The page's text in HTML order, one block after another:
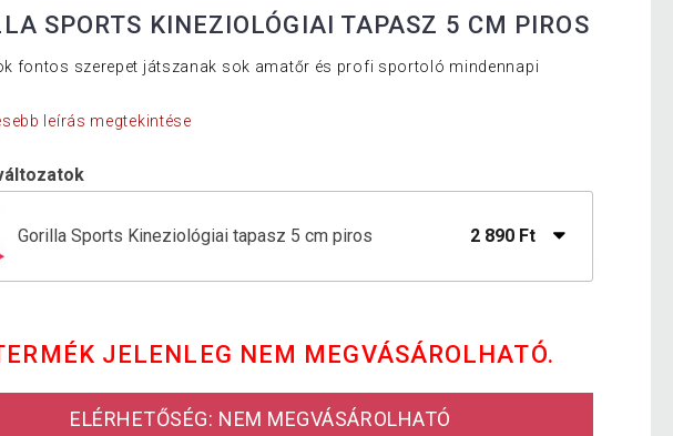
SPORTS KINEZIOLÓGIAI TAPASZ 5 CM PIROS
fontos szerepet játszanak sok amatőr és profi sportoló mindennapi
leírás megtekintése
Gorilla Sports Kineziológiai tapasz 5 cm piros 2 890 Ft
Gorilla Sports Kineziológiai tapasz 5 cm x5 világos zöld 3 090 Ft
JELENLEG NEM MEGVÁSÁROLHATÓ.
ELÉRHETŐSÉG: NEM MEGVÁSÁROLHATÓ